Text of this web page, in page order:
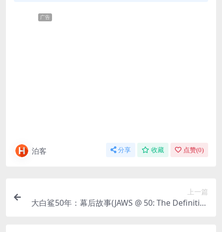
广告
泊客 分享 收藏 点赞(0)
上一篇
大白鲨50年：幕后故事(JAWS @ 50: The Definitive